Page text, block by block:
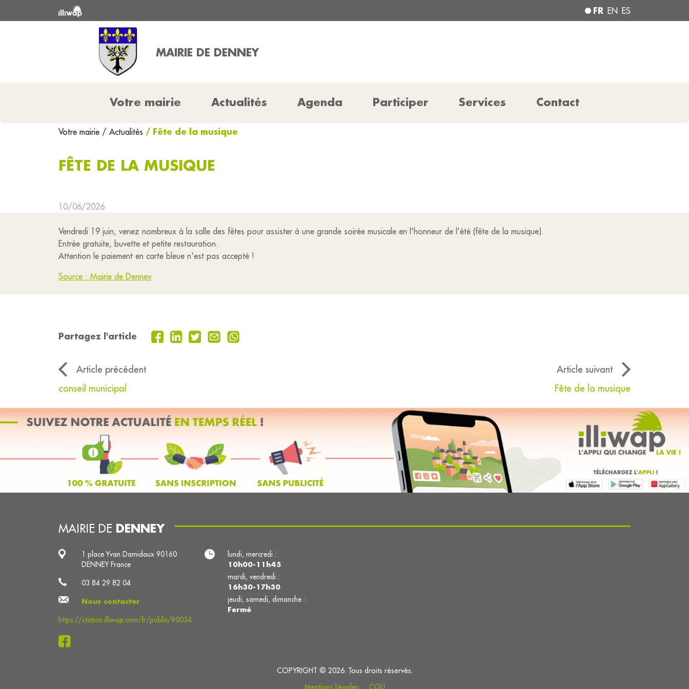
FR EN ES
MAIRIE DE DENNEY
Votre mairie Actualités Agenda Participer Services Contact
Votre mairie / Actualités / Fête de la musique
FÊTE DE LA MUSIQUE
10/06/2026
Vendredi 19 juin, venez nombreux à la salle des fêtes pour assister à une grande soirée musicale en l'honneur de l'été (fête de la musique).
Entrée gratuite, buvette et petite restauration.
Attention le paiement en carte bleue n'est pas accepté !
Source : Mairie de Denney
Partagez l'article
Article précédent
Article suivant
conseil municipal
Fête de la musique
MAIRIE DE DENNEY
1 place Yvan Damidaux 90160
DENNEY France
03 84 29 82 04
Nous contacter
https://station.illiwap.com/fr/public/90034
lundi, mercredi :
10h00-11h45
mardi, vendredi :
16h30-17h30
jeudi, samedi, dimanche :
Fermé
COPYRIGHT © 2026. Tous droits réservés.